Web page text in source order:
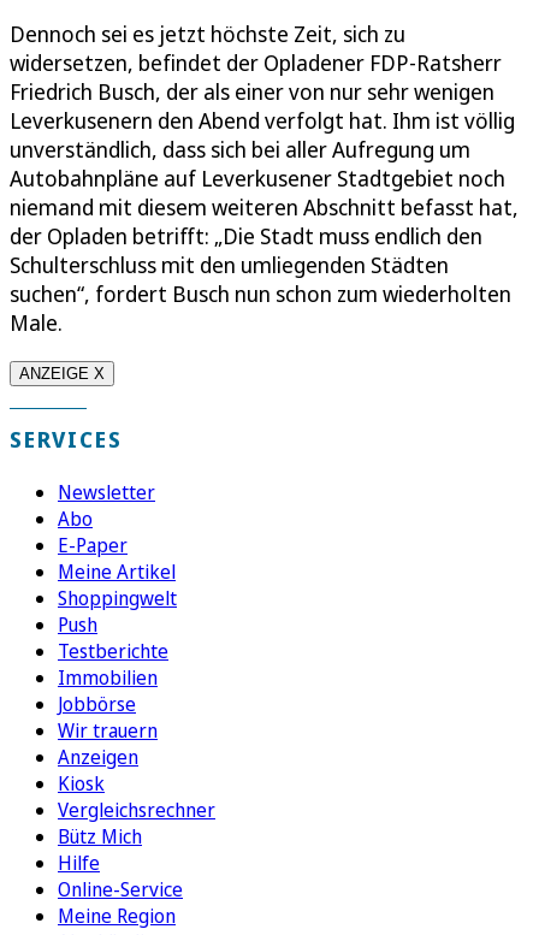
Dennoch sei es jetzt höchste Zeit, sich zu
widersetzen, befindet der Opladener FDP-Ratsherr
Friedrich Busch, der als einer von nur sehr wenigen
Leverkusenern den Abend verfolgt hat. Ihm ist völlig
unverständlich, dass sich bei aller Aufregung um
Autobahnpläne auf Leverkusener Stadtgebiet noch
niemand mit diesem weiteren Abschnitt befasst hat,
der Opladen betrifft: „Die Stadt muss endlich den
Schulterschluss mit den umliegenden Städten
suchen“, fordert Busch nun schon zum wiederholten
Male.
ANZEIGE X
SERVICES
Newsletter
Abo
E-Paper
Meine Artikel
Shoppingwelt
Push
Testberichte
Immobilien
Jobbörse
Wir trauern
Anzeigen
Kiosk
Vergleichsrechner
Bütz Mich
Hilfe
Online-Service
Meine Region